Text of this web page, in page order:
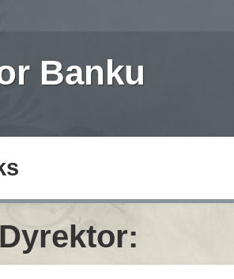
Banku